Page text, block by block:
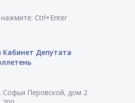
Ctrl+Enter
Депутата
Софьи Перовской, дом 2